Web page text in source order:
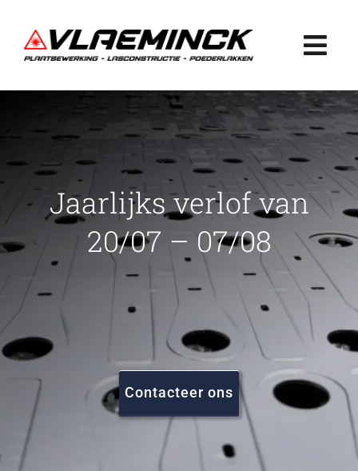
naar
inhoud
Plaatbewerking
Lasconstructie
Poederlakken
Projecten
FAQ
Vacatures
Jaarlijks verlof van
20/07 – 07/08
Contacteer ons